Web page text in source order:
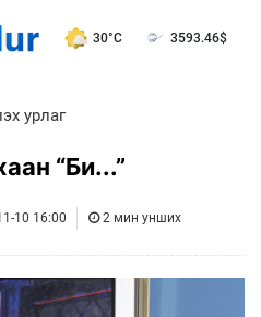
30°C 3593.46$
урлаг
“Би...”
10 16:00 2 мин унших